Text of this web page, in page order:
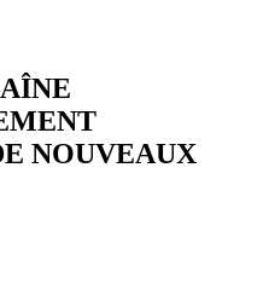
NOUVEAUX